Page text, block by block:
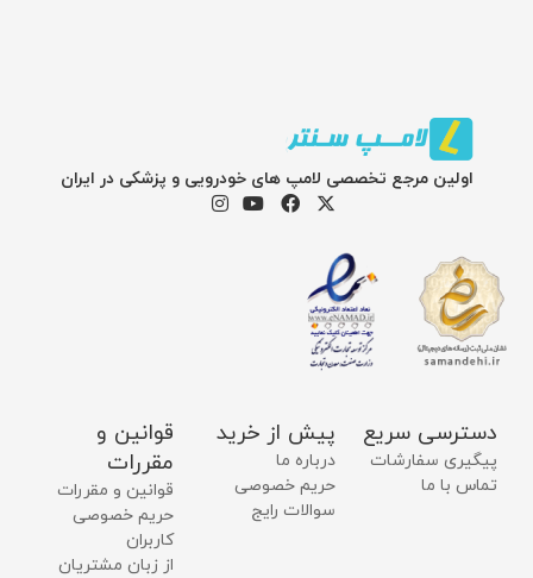
اولین مرجع تخصصی لامپ های خودرویی و پزشکی در ایران
دسترسی سریع
پیگیری سفارشات
تماس با ما
پیش از خرید
درباره ما
حریم خصوصی
سوالات رایج
قوانین و
مقررات
قوانین و مقررات
حریم خصوصی
کاربران
از زبان مشتریان